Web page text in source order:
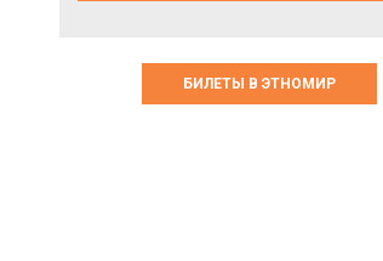
БИЛЕТЫ В ЭТНОМИР